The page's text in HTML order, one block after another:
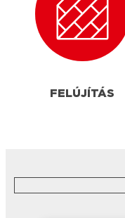
FELÚJÍTÁS